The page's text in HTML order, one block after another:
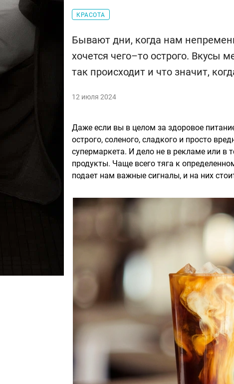
КРАСОТА
Бывают дни, когда нам
хочется чего–то острого. Вкусы
так происходит и что значит,
12 июля 2024
Даже если вы в целом за здоровое
острого, соленого, сладкого и просто
супермаркета. И дело не в рекламе или в
продукты. Чаще всего тяга к
подает нам важные сигналы, и на них